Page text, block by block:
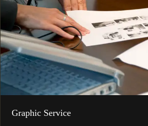
Graphic Service